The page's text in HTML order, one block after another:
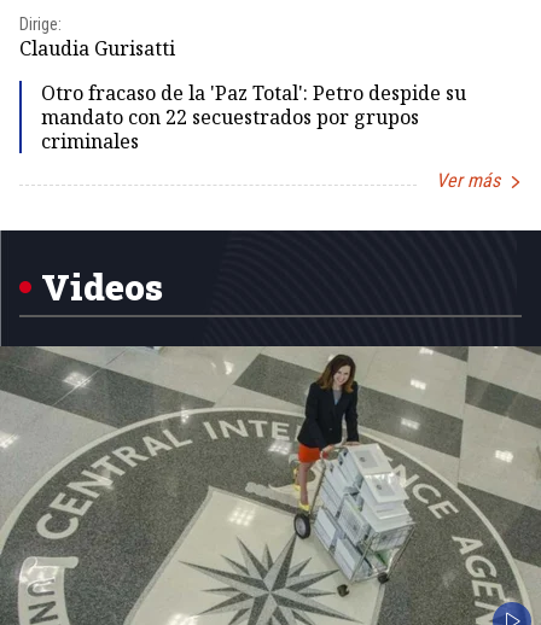
Dirige:
Claudia Gurisatti
Otro fracaso de la 'Paz Total': Petro despide su
mandato con 22 secuestrados por grupos
criminales
Ver más
1
Videos